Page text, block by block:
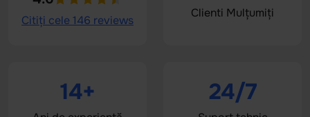
Citiți cele 146 reviews
Clienti Mulțumiți
14+ 24/7